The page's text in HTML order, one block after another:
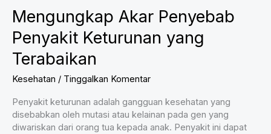
Temukan
Faktanya
Mengungkap Akar Penyebab
Penyakit Keturunan yang
Terabaikan
Kesehatan / Tinggalkan Komentar
Penyakit keturunan adalah gangguan kesehatan yang
disebabkan oleh mutasi atau kelainan pada gen yang
diwariskan dari orang tua kepada anak. Penyakit ini dapat